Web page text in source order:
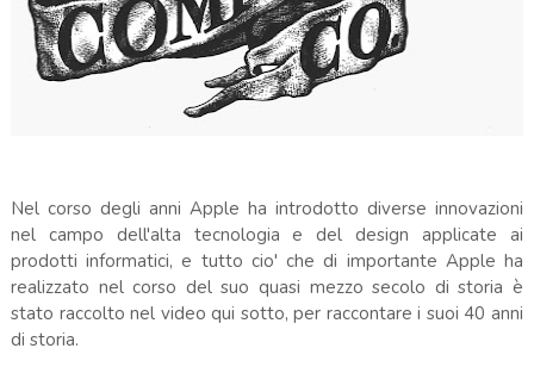
Nel corso degli anni Apple ha introdotto diverse innovazioni
nel campo dell'alta tecnologia e del design applicate ai
prodotti informatici, e tutto cio' che di importante Apple ha
realizzato nel corso del suo quasi mezzo secolo di storia è
stato raccolto nel video qui sotto, per raccontare i suoi 40 anni
di storia.